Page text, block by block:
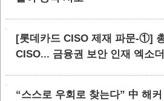
[롯데카드 CISO 제재 파문-①]
CISO... 금융권 보안 인재 엑소
“스스로 우회로 찾는다” 中 해커